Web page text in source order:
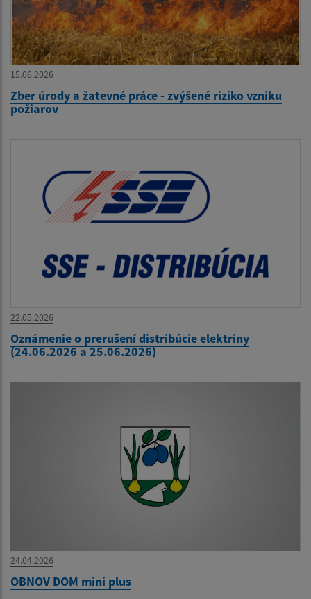
15.06.2026
Zber úrody a žatevné práce - zvýšené riziko vzniku
požiarov
22.05.2026
Oznámenie o prerušení distribúcie elektriny
(24.06.2026 a 25.06.2026)
24.04.2026
OBNOV DOM mini plus